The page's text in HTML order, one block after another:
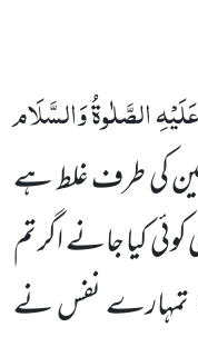
عَلَیْہِ الصَّلٰوۃُ وَالسَّلَام
کی طرف غلط ہے
کیا جانے اگر تم
تمہارے نفس نے